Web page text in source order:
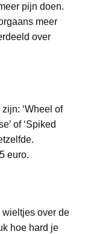
pijn doen.
meer
over
‘Wheel of
of ‘Spiked
euro.
wieltjes over de
hoe hard je